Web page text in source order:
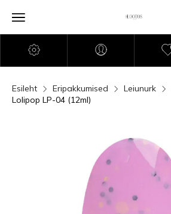
Esileht Eripakkumised Leiunurk
Lolipop LP-04 (12ml)